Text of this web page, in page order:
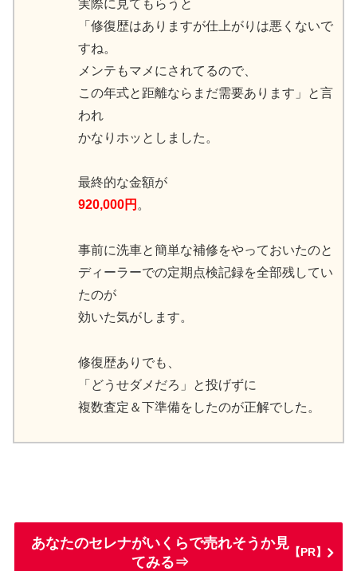
実際に見てもらうと
「修復歴はありますが仕上がりは悪くないで
すね。
メンテもマメにされてるので、
この年式と距離ならまだ需要あります」と言
われ
かなりホッとしました。
最終的な金額が
920,000円 。
事前に洗車と簡単な補修をやっておいたのと
ディーラーでの定期点検記録を全部残してい
たのが
効いた気がします。
修復歴ありでも、
「どうせダメだろ」と投げずに
複数査定＆下準備をしたのが正解でした。
あなたのセレナがいくらで売れそうか見
てみる⇒
【PR】